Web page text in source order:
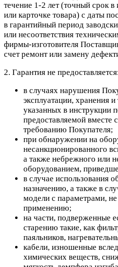
течение 1-2 лет (точный срок в
или карточке товара) с даты
в гарантийный период
или несоответствия
фирмы-изготовителя
счет ремонт или замену
2. Гарантия не
в случаях нарушения
эксплуатации, хранения
указанных в инструкции
предоставляемой вместе
требованию Покупателя;
при обнаружении на
несанкционированного
а также небрежного или
оборудованием,
в случае использования
назначению, а также в
модели с параметрами,
применению;
на части, подверженные
старению такие, как
паяльников,
кабели, изношенные
химических веществ,